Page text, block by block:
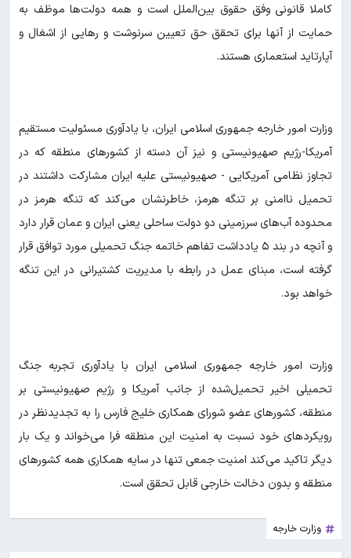
کاملا قانونی وفق حقوق بین‌الملل است و همه دولت‌ها موظف به
حمایت از آنها برای تحقق حق تعیین سرنوشت و رهایی از اشغال و
آپارتاید استعماری هستند.
وزارت امور خارجه جمهوری اسلامی ایران، با یادآوری مسئولیت مستقیم
آمریکا-رژیم صهیونیستی و نیز آن دسته از کشورهای منطقه که در
تجاوز نظامی آمریکایی - صهیونیستی علیه ایران مشارکت داشتند در
تحمیل ناامنی بر تنگه هرمز، خاطرنشان می‌کند که تنگه هرمز در
محدوده آب‌های سرزمینی دو دولت ساحلی یعنی ایران و عمان قرار دارد
و آنچه در بند ۵ یادداشت تفاهم خاتمه جنگ تحمیلی مورد توافق قرار
گرفته است، مبنای عمل در رابطه با مدیریت کشتیرانی در این تنگه
خواهد بود.
وزارت امور خارجه جمهوری اسلامی ایران با یادآوری تجربه جنگ
تحمیلی اخیر تحمیل‌شده از جانب آمریکا و رژیم صهیونیستی بر
منطقه، کشورهای عضو شورای همکاری خلیج فارس را به تجدیدنظر در
رویکردهای خود نسبت به امنیت این منطقه فرا می‌خواند و یک بار
دیگر تاکید می‌کند امنیت جمعی تنها در سایه همکاری همه کشورهای
منطقه و بدون دخالت خارجی قابل تحقق است.
وزارت خارجه